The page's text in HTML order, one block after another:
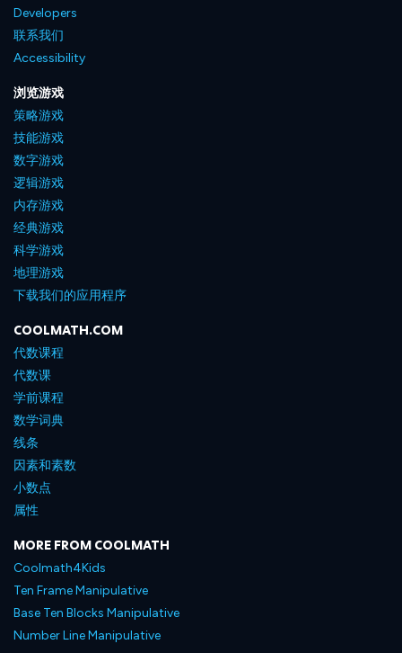
Developers
联系我们
Accessibility
浏览游戏
策略游戏
技能游戏
数字游戏
逻辑游戏
内存游戏
经典游戏
科学游戏
地理游戏
下载我们的应用程序
COOLMATH.COM
代数课程
代数课
学前课程
数学词典
线条
因素和素数
小数点
属性
MORE FROM COOLMATH
Coolmath4Kids
Ten Frame Manipulative
Base Ten Blocks Manipulative
Number Line Manipulative